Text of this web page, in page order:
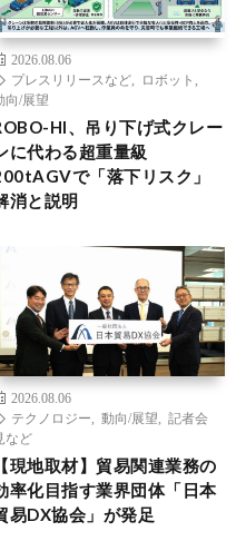
2026.08.06
プレスリリースなど
ロボット
向/展望
HI、吊り下げ式クレー
に代わる超重量級
で「落下リスク」
消と説明
2026.08.06
テクノロジー
動向/展望
記者会
など
【現地取材】貿易関連業務の
率化目指す業界団体「日本
易DX協会」が発足